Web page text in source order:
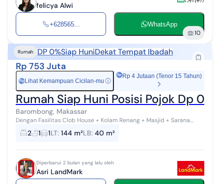
felicya Alwi
+628565... WhatsApp
10
Rumah DP 0%Siap HuniDekat Tempat Ibadah
Rp 753 Juta
Rp Lihat Kemampuan Cicilan-mu ⓘ
Rp 4 Jutaan (Tenor 15 Tahun)
Rumah Siap Huni Posisi Pojok Dp
Barombong, Makassar
Dengan Fasilitas Clob House + Kolam Renang + Masjid + Sarana
Olahraga Dan Fasilitas Lainnya :heart_eyes::heart_eyes: Untuk yg
Mau KPR, cukup siapk...
2 1 1LT: 144 m²LB: 40 m²
Diperbarui 2 bulan yang lalu oleh
Asri LandMark